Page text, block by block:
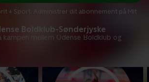
Boldklub-Sønderjyske
kampen mellem Odense Boldklub og
+ Sport. Administrer dit abonnement på Mit